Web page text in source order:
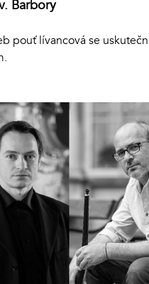
Barbory
pouť lívancová se